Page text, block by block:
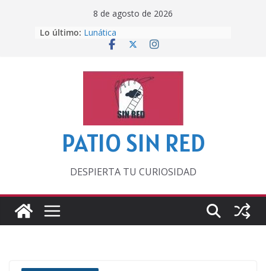
8 de agosto de 2026
Lo último: Otra del Mundial
Lunática
‘La broma infinita’ de recomendar
lecturas veraniegas
PATIO SIN RED
DESPIERTA TU CURIOSIDAD